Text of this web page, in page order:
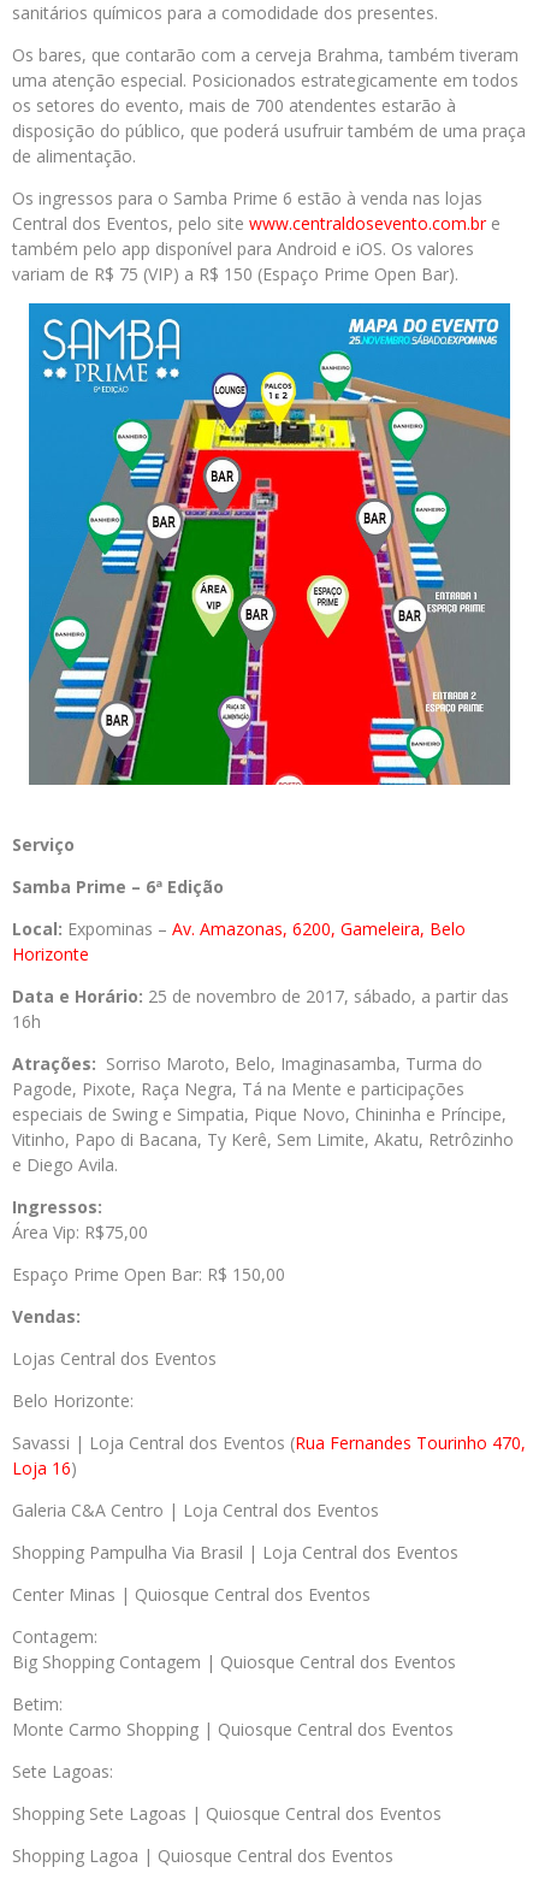
sanitários químicos para a comodidade dos presentes.
Os bares, que contarão com a cerveja Brahma, também tiveram
uma atenção especial. Posicionados estrategicamente em todos
os setores do evento, mais de 700 atendentes estarão à
disposição do público, que poderá usufruir também de uma praça
de alimentação.
Os ingressos para o Samba Prime 6 estão à venda nas lojas
Central dos Eventos, pelo site www.centraldosevento.com.bre
também pelo app disponível para Android e iOS. Os valores
variam de R$ 75 (VIP) a R$ 150 (Espaço Prime Open Bar).
Serviço
Samba Prime – 6ª Edição
Local: Expominas – Av. Amazonas, 6200, Gameleira, Belo
Horizonte
Data e Horário: 25 de novembro de 2017, sábado, a partir das
16h
Atrações: Sorriso Maroto, Belo, Imaginasamba, Turma do
Pagode, Pixote, Raça Negra, Tá na Mente e participações
especiais de Swing e Simpatia, Pique Novo, Chininha e Príncipe,
Vitinho, Papo di Bacana, Ty Kerê, Sem Limite, Akatu, Retrôzinho
e Diego Avila.
Ingressos:
Área Vip: R$75,00
Espaço Prime Open Bar: R$ 150,00
Vendas:
Lojas Central dos Eventos
Belo Horizonte:
Savassi | Loja Central dos Eventos (Rua Fernandes Tourinho 470,
Loja 16)
Galeria C&A Centro | Loja Central dos Eventos
Shopping Pampulha Via Brasil | Loja Central dos Eventos
Center Minas | Quiosque Central dos Eventos
Contagem:
Big Shopping Contagem | Quiosque Central dos Eventos
Betim:
Monte Carmo Shopping | Quiosque Central dos Eventos
Sete Lagoas:
Shopping Sete Lagoas | Quiosque Central dos Eventos
Shopping Lagoa | Quiosque Central dos Eventos